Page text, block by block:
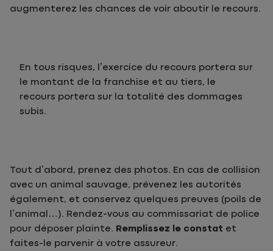
augmenterez les chances de voir aboutir le recours.
En tous risques, l’exercice du recours portera sur
le montant de la franchise et au tiers, le
recours portera sur la totalité des dommages
subis.
Tout d’abord, prenez des photos. En cas de collision
avec un animal sauvage, prévenez les autorités
également, et conservez quelques preuves (poils de
l’animal…). Rendez-vous au commissariat de police
pour déposer plainte. Remplissez le constat et
faites-le parvenir à votre assureur.